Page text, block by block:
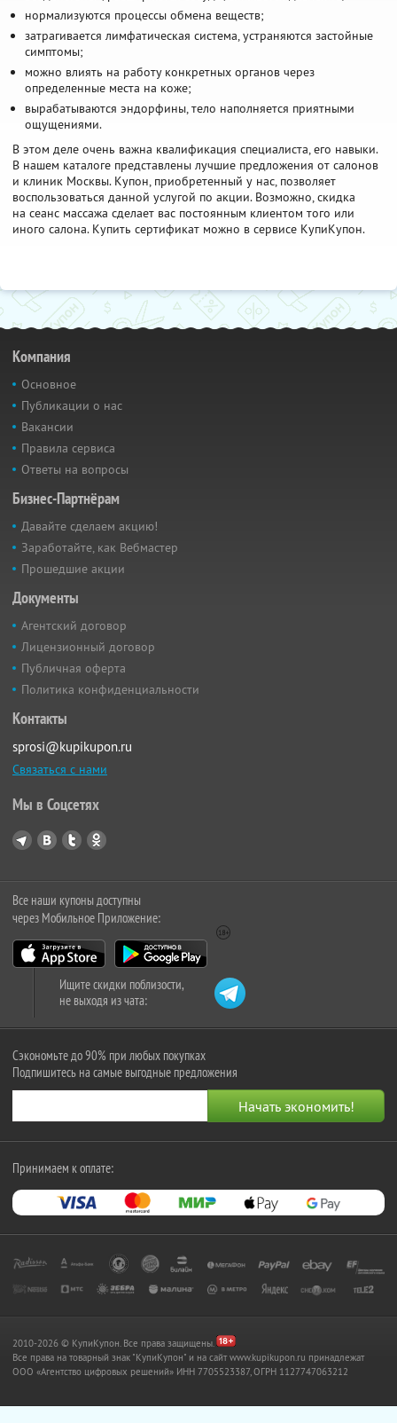
нормализуются процессы обмена веществ;
затрагивается лимфатическая система, устраняются застойные
симптомы;
можно влиять на работу конкретных органов через
определенные места на коже;
вырабатываются эндорфины, тело наполняется приятными
ощущениями.
В этом деле очень важна квалификация специалиста, его навыки.
В нашем каталоге представлены лучшие предложения от салонов
и клиник Москвы. Купон, приобретенный у нас, позволяет
воспользоваться данной услугой по акции. Возможно, скидка
на сеанс массажа сделает вас постоянным клиентом того или
иного салона. Купить сертификат можно в сервисе КупиКупон.
Компания
Основное
Публикации о нас
Вакансии
Правила сервиса
Ответы на вопросы
Бизнес-Партнёрам
Давайте сделаем акцию!
Заработайте, как Вебмастер
Прошедшие акции
Документы
Агентский договор
Лицензионный договор
Публичная оферта
Политика конфиденциальности
Контакты
sprosi@kupikupon.ru
Связаться с нами
Мы в Соцсетях
Все наши купоны доступны
через Мобильное Приложение:
Ищите скидки поблизости,
не выходя из чата:
Сэкономьте до 90% при любых покупках
Подпишитесь на самые выгодные предложения
Принимаем к оплате:
2010-2026 © КупиКупон. Все права защищены.
Все права на товарный знак "КупиКупон" и на сайт www.kupikupon.ru принадлежат
OOO «Агентство цифровых решений» ИНН 7705523387, ОГРН 1127747063212